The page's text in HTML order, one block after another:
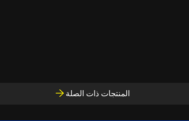
المنتجات ذات الصلة